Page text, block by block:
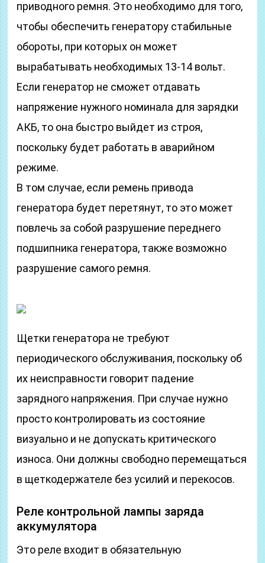
приводного ремня. Это необходимо для того,
чтобы обеспечить генератору стабильные
обороты, при которых он может
вырабатывать необходимых 13-14 вольт.
Если генератор не сможет отдавать
напряжение нужного номинала для зарядки
АКБ, то она быстро выйдет из строя,
поскольку будет работать в аварийном
режиме.
В том случае, если ремень привода
генератора будет перетянут, то это может
повлечь за собой разрушение переднего
подшипника генератора, также возможно
разрушение самого ремня.
Щетки генератора не требуют
периодического обслуживания, поскольку об
их неисправности говорит падение
зарядного напряжения. При случае нужно
просто контролировать из состояние
визуально и не допускать критического
износа. Они должны свободно перемещаться
в щеткодержателе без усилий и перекосов.
Реле контрольной лампы заряда
аккумулятора
Это реле входит в обязательную